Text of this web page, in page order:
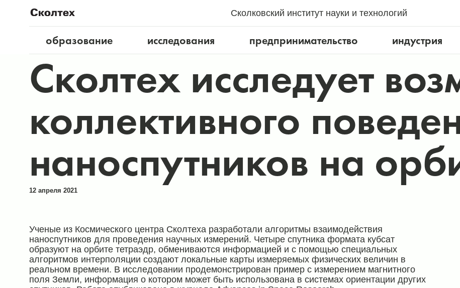
Сколковский институт науки и технологий
образование
исследования предпринимательство индустрия
Cколтех исследует
коллективного
наноспутников на
12 апреля 2021
Ученые из Космического центра Сколтеха разработали алгоритмы взаимодействия
наноспутников для проведения научных измерений. Четыре спутника формата кубсат
образуют на орбите тетраэдр, обмениваются информацией и с помощью специальных
алгоритмов интерполяции создают локальные карты измеряемых физических величин в
реальном времени. В исследовании продемонстрирован пример с измерением магнитного
поля Земли, информация о котором может быть использована в системах ориентации других